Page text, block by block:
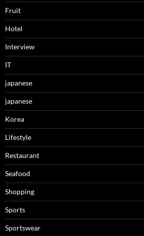
Fruit
Hotel
Interview
IT
japanese
japanese
Korea
Lifestyle
Restaurant
Seafood
Shopping
Sports
Sportswear